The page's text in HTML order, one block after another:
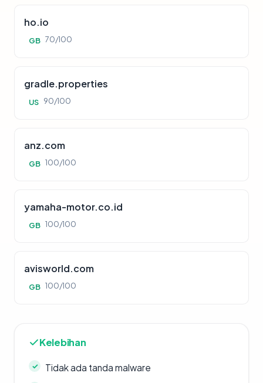
ho.io
GB 70/100
gradle.properties
US 90/100
anz.com
GB 100/100
yamaha-motor.co.id
GB 100/100
avisworld.com
GB 100/100
Kelebihan
Tidak ada tanda malware